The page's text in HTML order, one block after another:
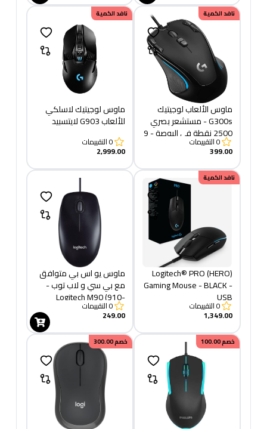
نافد الكمية
ماوس الألعاب لوجيتيك
G300s - مستشعر بصري
2500 نقطة في البوصة - 9
أزرار قابلة للبرمجة
0التقييمات
399.00
نافد الكمية
ماوس لوجيتيك لاسلكي
للألعاب G903 لايتسبيد
0التقييمات
2,999.00
نافد الكمية
Logitech® PRO (HERO)
Gaming Mouse - BLACK -
USB
0التقييمات
1,349.00
ماوس يو اس بي متوافق
مع بي سي و لاب توب -
Logitech M90 (910-
001793)
0التقييمات
249.00
خصم100.00 خصم300.00